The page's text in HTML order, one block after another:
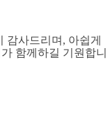
감사드리며 , 아쉽게
함께하길 기원합니